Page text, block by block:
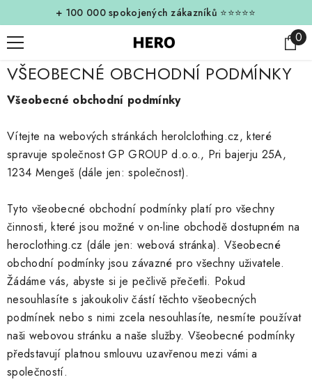
Přejít k obsahu💰 Velké úspory s balíčky! Nakupuj teď
00
VŠEOBECNÉ OBCHODNÍ PODMÍNKY
Všeobecné obchodní podmínky
Vítejte na webových stránkách herolclothing.cz, které
spravuje společnost GP GROUP d.o.o., Pri bajerju 25A,
1234 Mengeš (dále jen: společnost).
Tyto všeobecné obchodní podmínky platí pro všechny
činnosti, které jsou možné v on-line obchodě dostupném na
heroclothing.cz (dále jen: webová stránka). Všeobecné
obchodní podmínky jsou závazné pro všechny uživatele.
Žádáme vás, abyste si je pečlivě přečetli. Pokud
nesouhlasíte s jakoukoliv částí těchto všeobecných
podmínek nebo s nimi zcela nesouhlasíte, nesmíte používat
naši webovou stránku a naše služby. Všeobecné podmínky
představují platnou smlouvu uzavřenou mezi vámi a
společností.